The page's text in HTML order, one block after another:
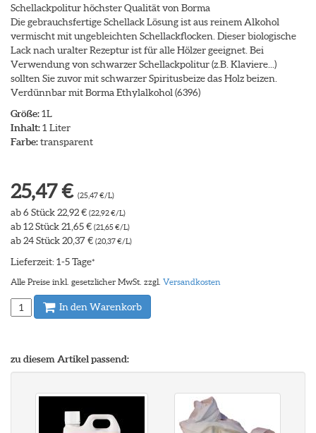
Schellackpolitur höchster Qualität von Borma
Die gebrauchsfertige Schellack Lösung ist aus reinem Alkohol
vermischt mit ungebleichten Schellackflocken. Dieser biologische
Lack nach uralter Rezeptur ist für alle Hölzer geeignet. Bei
Verwendung von schwarzer Schellackpolitur (z.B. Klaviere...)
sollten Sie zuvor mit schwarzer Spiritusbeize das Holz beizen.
Verdünnbar mit Borma Ethylalkohol (6396)
Größe:1L
Inhalt:1 Liter
Farbe:transparent
25,47 € (25,47 €/L)
ab 6 Stück 22,92 € (22,92 €/L)
ab 12 Stück 21,65 € (21,65 €/L)
ab 24 Stück 20,37 € (20,37 €/L)
Lieferzeit: 1-5 Tage*
Alle Preise inkl. gesetzlicher MwSt. zzgl. Versandkosten
In den Warenkorb
zu diesem Artikel passend: